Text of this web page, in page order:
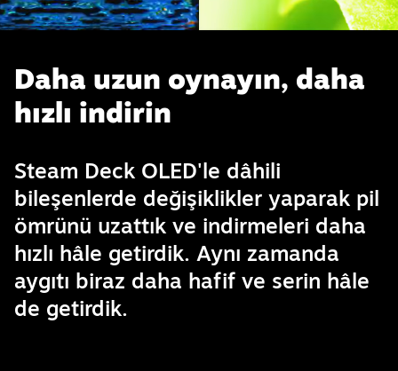
Daha uzun oynayın, daha
hızlı indirin
Steam Deck OLED'le dâhili
bileşenlerde değişiklikler yaparak pil
ömrünü uzattık ve indirmeleri daha
hızlı hâle getirdik. Aynı zamanda
aygıtı biraz daha hafif ve serin hâle
de getirdik.